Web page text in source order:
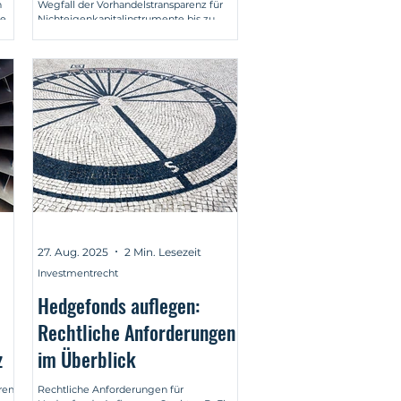
der BaFin-Praxis
Wegfall der Vorhandelstransparenz für
Nichteigenkapitalinstrumente bis zu
Hedgefonds auflegen:
Rechtliche Anforderungen
im Überblick
Rechtliche Anforderungen für
Investmentrecht
27. Aug. 2025 2 Min. Lesezeit